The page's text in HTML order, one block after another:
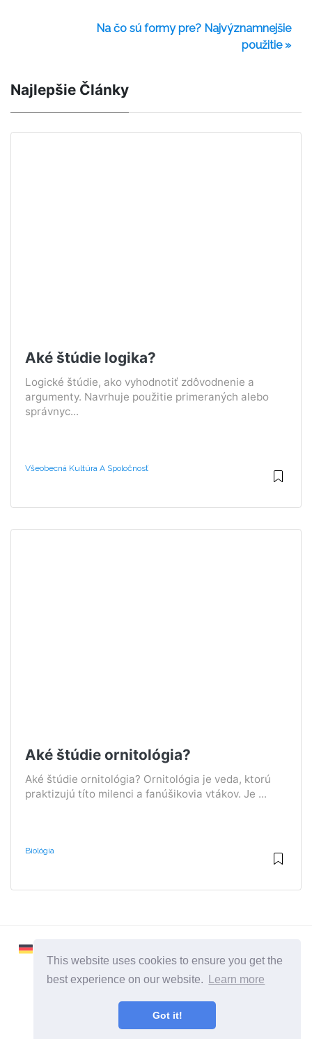
This website uses cookies to ensure you get the
best experience on our website.
Learn more
Got it!
Na čo sú formy pre? Najvýznamnejšie
použitie »
Najlepšie Články
Aké štúdie logika?
Logické štúdie, ako vyhodnotiť zdôvodnenie a
argumenty. Navrhuje použitie primeraných alebo
správnyc...
Všeobecná Kultúra A Spoločnosť
Aké štúdie ornitológia?
Aké štúdie ornitológia? Ornitológia je veda, ktorú
praktizujú títo milenci a fanúšikovia vtákov. Je ...
Biológia
2026 ©Learnaboutworld
Všetky kategórie